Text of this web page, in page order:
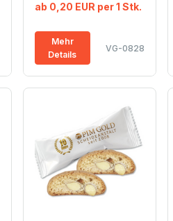
ab 0,20 EUR per 1 Stk.
Mehr
Details
VG-0828